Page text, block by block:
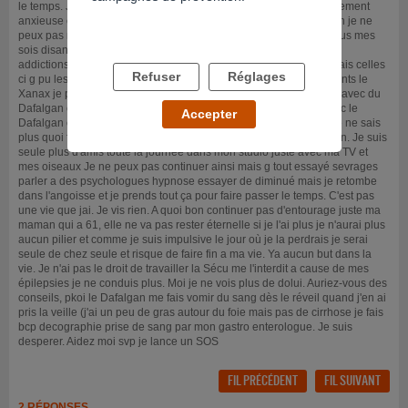
le temps. J'ai peur d'avoir un parkinson autre maladie. Je suis tellement
anxieuse et m'ennuie a la maison car comme je touche que la àah je ne
peux pas me permettre des sorties et je suis épileptique aussi. Tous mes
sois disant amis m'ont laissé tomber suite à la découverte de mes
addictions. Car j'en ai d'autre j'en ai eu au tramadol et a lacool, mais celles
ci g pu les arrêter de moi même mais en changeant de médicaments le
Xanax je peux prendre 90 comprimés par jour et jai des périodes avec du
Dafalgan codéine 32cp par jour voir plus). Qu'est ce je risque avec le
Dafalgan codéine,ou autres médicaments cancer cirrhose etc? Je ne sais
plus quoi faire. Je rechute mon cerveau est borné et veux être bien. Je suis
seule plus d'amis toute la journée dans mon studio juste avec ma TV et
mes oiseaux Je ne peux pas continuer ainsi mais g tout essayé sevrages
parler a des psychologues hypnose essayer de diminué mais je retombe
dans l'angoisse et je prends tout ça pour faire passer le temps. C'est pas
une vie que jai. Je vis rien. A quoi bon continuer pas d'entourage juste ma
maman qui a 61, elle ne va pas rester éternelle si je l'ai plus je n'aurai plus
aucun pilier et comme je suis impulsive le jour où je la perdrais je serai
seule de chez seule et risque de faire fin a ma vie. Ya aucun but dans la
vie. Je n'ai pas le droit de travailler la Sécu me l'interdit a cause de mes
épilepsies je ne conduis plus. Moi je ne vois plus de dolui. Auriez-vous des
conseils, pkoi le Dafalgan me fais vomir du sang dès le réveil quand j'en ai
pris la veille (j'ai un peu de gras autour du foie mais pas de cirrhose je fais
bcp decographie prise de sang par mon gastro enterologue. Je suis
desperer. Aidez moi svp je lance un SOS
FIL PRÉCÉDENT FIL SUIVANT
Refuser Réglages
Accepter